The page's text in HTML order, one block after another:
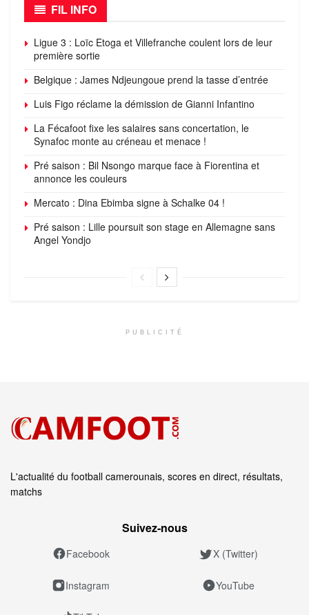
FIL INFO
Ligue 3 : Loïc Etoga et Villefranche coulent lors de leur
première sortie
Belgique : James Ndjeungoue prend la tasse d’entrée
Luis Figo réclame la démission de Gianni Infantino
La Fécafoot fixe les salaires sans concertation, le
Synafoc monte au créneau et menace !
Pré saison : Bil Nsongo marque face à Fiorentina et
annonce les couleurs
Mercato : Dina Ebimba signe à Schalke 04 !
Pré saison : Lille poursuit son stage en Allemagne sans
Angel Yondjo
PUBLICITÉ
L'actualité du football camerounais, scores en direct, résultats,
matchs
Suivez‑nous
Facebook X (Twitter)
Instagram YouTube